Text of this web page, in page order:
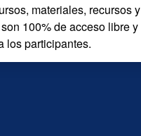
materiales, recursos y
100% de acceso libre y
los participantes.